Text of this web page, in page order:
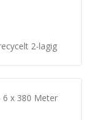
2-lagig